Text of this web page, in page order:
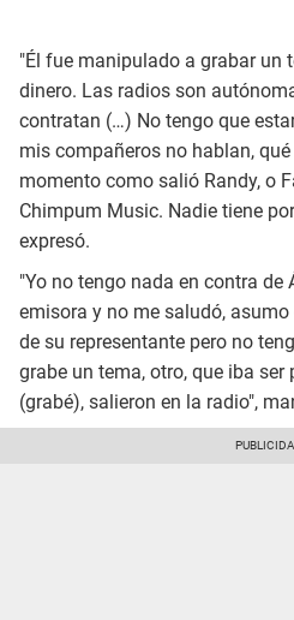
"Él fue manipulado a grabar un
dinero. Las radios son
contratan (…) No tengo que
mis compañeros no hablan,
momento como salió Randy, o
Chimpum Music. Nadie tiene
expresó.
"Yo no tengo nada en contra de
emisora y no me saludó,
de su representante pero no
grabe un tema, otro, que iba ser
(grabé), salieron en la radio",